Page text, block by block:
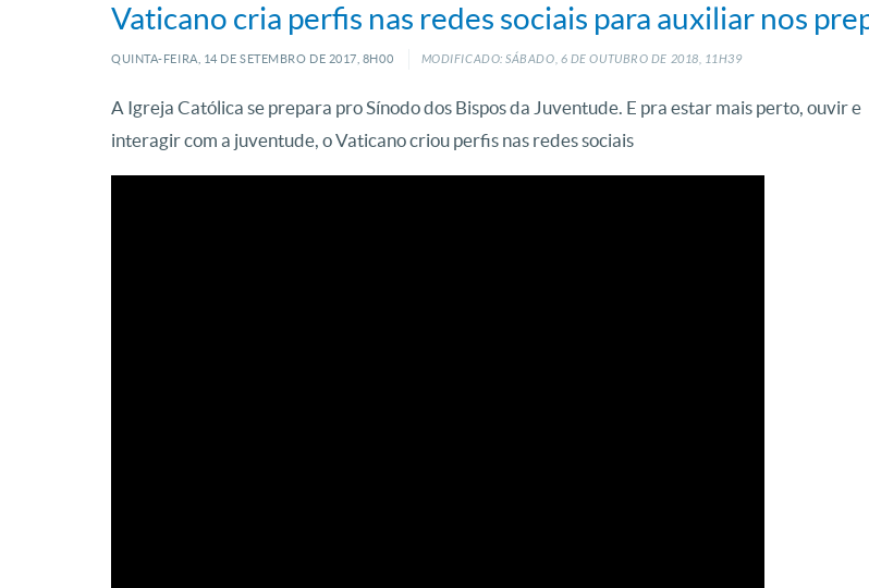
Vaticano cria perfis nas redes sociais para auxiliar nos
QUINTA-FEIRA, 14 DE SETEMBRO DE 2017, 8H00 MODIFICADO: SÁBADO, 6 DEOUTUBRO DE 2018, 11H39
A Igreja Católica se prepara pro Sínodo dos Bispos da Juventude. E pra estar mais perto, ouvir e
interagir com a juventude, o Vaticano criou perfis nas redes sociais